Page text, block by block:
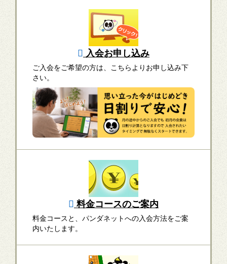
入会お申し込み
ご入会をご希望の方は、こちらよりお申し込み下
さい。
料金コースのご案内
料金コースと、パンダネットへの入会方法をご案
内いたします。